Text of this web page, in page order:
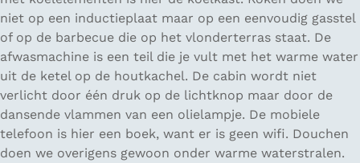
niet op een inductieplaat maar op een eenvoudig gasstel
of op de barbecue die op het vlonderterras staat. De
afwasmachine is een teil die je vult met het warme water
uit de ketel op de houtkachel. De cabin wordt niet
verlicht door één druk op de lichtknop maar door de
dansende vlammen van een olielampje. De mobiele
telefoon is hier een boek, want er is geen wifi. Douchen
doen we overigens gewoon onder warme waterstralen.